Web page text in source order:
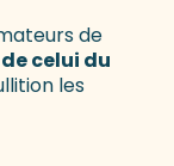
de
celui du
les